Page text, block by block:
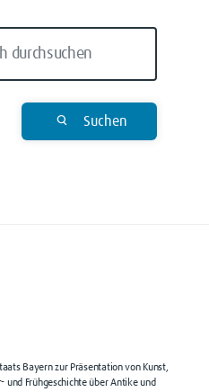
Suchen
Bayern zur Präsentation von Kunst,
und Frühgeschichte über Antike und